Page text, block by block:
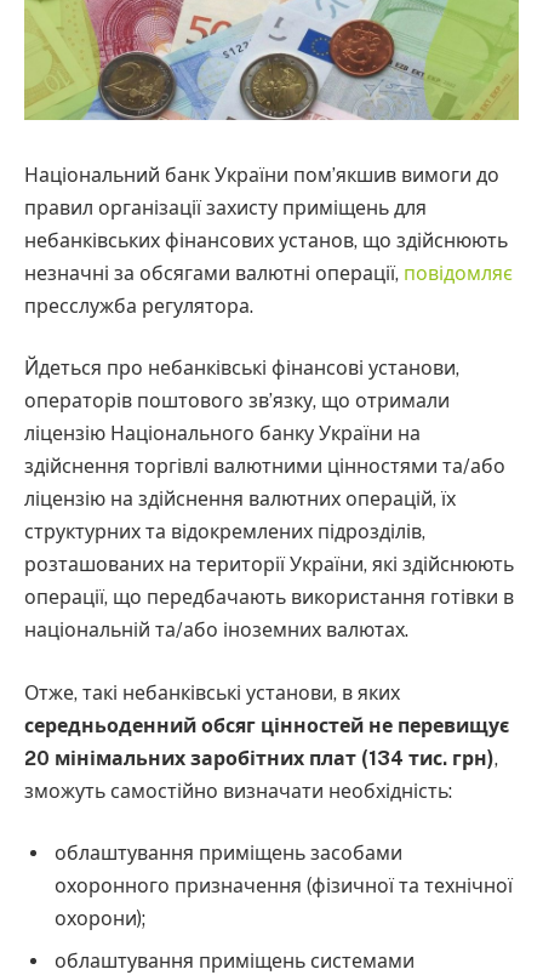
Національний банк України пом’якшив вимоги до
правил організації захисту приміщень для
небанківських фінансових установ, що здійснюють
незначні за обсягами валютні операції, повідомляє
пресслужба регулятора.
Йдеться про небанківські фінансові установи,
операторів поштового зв’язку, що отримали
ліцензію Національного банку України на
здійснення торгівлі валютними цінностями та/або
ліцензію на здійснення валютних операцій, їх
структурних та відокремлених підрозділів,
розташованих на території України, які здійснюють
операції, що передбачають використання готівки в
національній та/або іноземних валютах.
Отже, такі небанківські установи, в яких
середньоденний обсяг цінностей не перевищує
20 мінімальних заробітних плат (134 тис. грн),
зможуть самостійно визначати необхідність:
облаштування приміщень засобами
охоронного призначення (фізичної та технічної
охорони);
облаштування приміщень системами